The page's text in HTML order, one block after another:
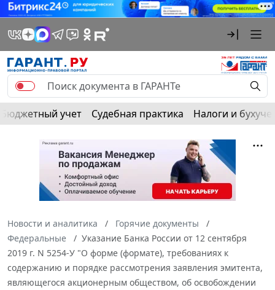
Бюджетный учет Судебная практика Налоги и
Новости и аналитика
Горячие документы
Федеральные
Указание Банка России от 12 сентября
2019 г. N 5254-У "О форме (формате), требованиях к
содержанию и порядке рассмотрения заявления эмитента,
являющегося акционерным обществом, об освобождении